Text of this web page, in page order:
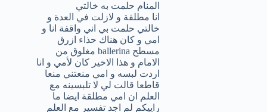
المنام حلمت به خالتي
انا مطلقة و لازلت في العدة و
خالتي حلمت بي اني واقفة انا و
امي و كان هناك حذاء ازرق
مسطح ballerina مغلوق من
الامام و هذا الاخير كان لأمي و انا
اردت لبسه و امي منعتني منعا
قاطعا قالت لي لا تلبسينه مع
العلم ان امي مطلقة ايضا ما
راييكم لم اجد تفسير مع العلم